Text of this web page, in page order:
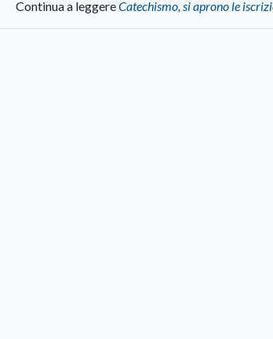
Continua a leggereCatechismo, si aprono le